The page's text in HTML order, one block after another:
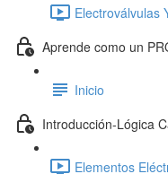
Electroválvulas
Aprende como un
Inicio
Introducción-Lógica
Elementos